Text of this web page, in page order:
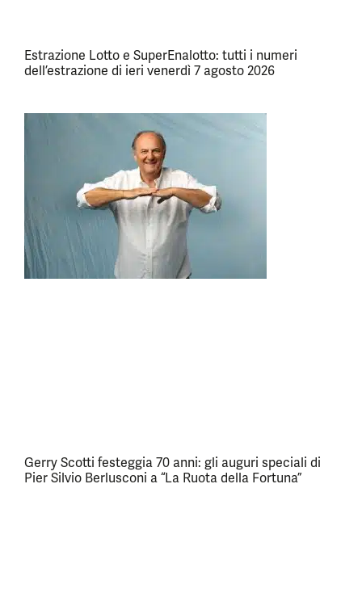
Estrazione Lotto e SuperEnalotto: tutti i numeri
dell’estrazione di ieri venerdì 7 agosto 2026
Gerry Scotti festeggia 70 anni: gli auguri speciali di
Pier Silvio Berlusconi a “La Ruota della Fortuna”